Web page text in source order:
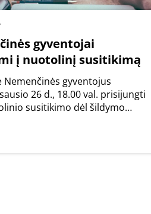
gyventojai
į nuotolinį susitikimą
Nemenčinės gyventojus
26 d., 18.00 val. prisijungti
susitikimo dėl šildymo